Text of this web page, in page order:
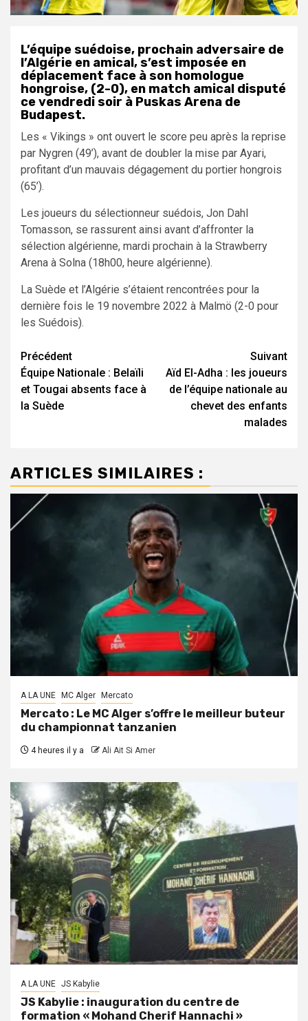
L’équipe suédoise, prochain adversaire de
l’Algérie en amical, s’est imposée en
déplacement face à son homologue
hongroise, (2-0), en match amical disputé
ce vendredi soir à Puskas Arena de
Budapest.
Les « Vikings » ont ouvert le score peu après la reprise
par Nygren (49’), avant de doubler la mise par Ayari,
profitant d’un mauvais dégagement du portier hongrois
(65’).
Les joueurs du sélectionneur suédois, Jon Dahl
Tomasson, se rassurent ainsi avant d’affronter la
sélection algérienne, mardi prochain à la Strawberry
Arena à Solna (18h00, heure algérienne).
La Suède et l’Algérie s’étaient rencontrées pour la
dernière fois le 19 novembre 2022 à Malmö (2-0 pour
les Suédois).
Navigation
d’article
Précédent
Équipe Nationale : Belaïli
et Tougai absents face à
la Suède
Suivant
Aïd El-Adha : les joueurs
de l’équipe nationale au
chevet des enfants
malades
ARTICLES SIMILAIRES :
A LA UNE MC Alger Mercato
Mercato : Le MC Alger s’offre le meilleur buteur
du championnat tanzanien
4 heures il y a Ali Ait Si Amer
A LA UNE JS Kabylie
JS Kabylie : inauguration du centre de
formation « Mohand Cherif Hannachi »